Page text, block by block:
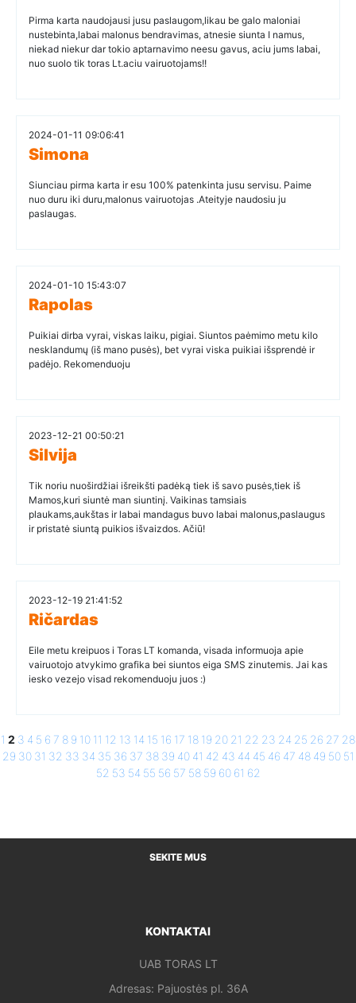
Pirma karta naudojausi jusu paslaugom,likau be galo maloniai
nustebinta,labai malonus bendravimas, atnesie siunta I namus,
niekad niekur dar tokio aptarnavimo neesu gavus, aciu jums labai,
nuo suolo tik toras Lt.aciu vairuotojams!!
2024-01-11 09:06:41
Simona
Siunciau pirma karta ir esu 100% patenkinta jusu servisu. Paime
nuo duru iki duru,malonus vairuotojas .Ateityje naudosiu ju
paslaugas.
2024-01-10 15:43:07
Rapolas
Puikiai dirba vyrai, viskas laiku, pigiai. Siuntos paėmimo metu kilo
nesklandumų (iš mano pusės), bet vyrai viska puikiai išsprendė ir
padėjo. Rekomenduoju
2023-12-21 00:50:21
Silvija
Tik noriu nuoširdžiai išreikšti padėką tiek iš savo pusės,tiek iš
Mamos,kuri siuntė man siuntinį. Vaikinas tamsiais
plaukams,aukštas ir labai mandagus buvo labai malonus,paslaugus
ir pristatė siuntą puikios išvaizdos. Ačiū!
2023-12-19 21:41:52
Ričardas
Eile metu kreipuos i Toras LT komanda, visada informuoja apie
vairuotojo atvykimo grafika bei siuntos eiga SMS zinutemis. Jai kas
iesko vezejo visad rekomenduoju juos :)
1 2 3 4 5 6 7 8 9 10 11 12 13 14 15 16 17 18 19 20 21 22 23 24 25 26 27 28
29 30 31 32 33 34 35 36 37 38 39 40 41 42 43 44 45 46 47 48 49 50 51
52 53 54 55 56 57 58 59 60 61 62
SEKITE MUS
KONTAKTAI
UAB TORAS LT
Adresas: Pajuostės pl. 36A